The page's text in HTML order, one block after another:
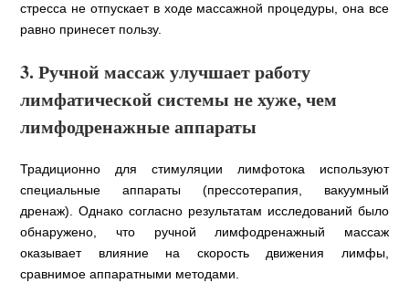
стресса не отпускает в ходе массажной процедуры, она все
равно принесет пользу.
3. Ручной массаж улучшает работу
лимфатической системы не хуже, чем
лимфодренажные аппараты
Традиционно для стимуляции лимфотока используют
специальные аппараты (прессотерапия, вакуумный
дренаж). Однако согласно результатам исследований было
обнаружено, что ручной лимфодренажный массаж
оказывает влияние на скорость движения лимфы,
сравнимое аппаратными методами.